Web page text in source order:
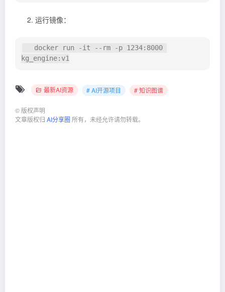
运行镜像：
kg_engine:v1
最新AI资源 # AI开源项目 # 知识图谱
© 版权声明
文章版权归 AI分享圈 所有，未经允许请勿转载。